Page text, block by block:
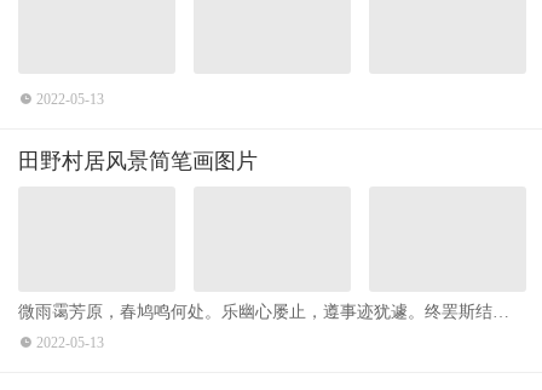
2022-05-13
田野村居风景简笔画图片
微雨霭芳原，春鸠鸣何处。乐幽心屡止，遵事迹犹遽。终罢斯结
庐，慕陶直可庶。
2022-05-13